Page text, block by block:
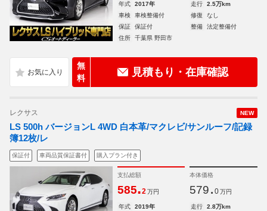
年式 2017年 走行
2.5万km
車検
車検整備付 修復
なし
保証
保証付 整備
法定整備付
住所
千葉県 野田市
無
料
見積もり・在庫確認
NEW
レクサス
LS 500h バージョンL 4WD 白本革/マクレビ/サンルーフ/記録
簿12枚/レ
保証付 車両品質保証書付 購入プラン付き
支払総額
585.2 万円
本体価格
579. 0 万円
年式 2019年 走行
2.8万km